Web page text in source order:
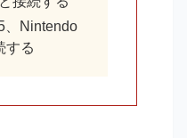
、Nintendo
する